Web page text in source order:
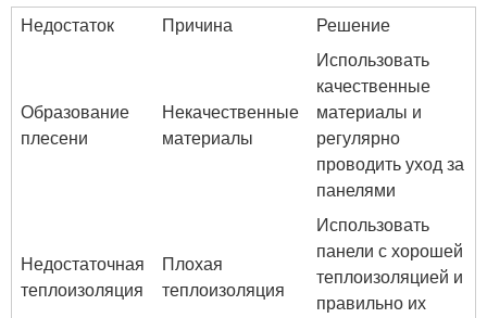
Недостаток Причина Решение
Образование
плесени
Некачественные
материалы
Использовать
качественные
материалы и
регулярно
проводить уход за
панелями
Недостаточная
теплоизоляция
Плохая
теплоизоляция
Использовать
панели с хорошей
теплоизоляцией и
правильно их